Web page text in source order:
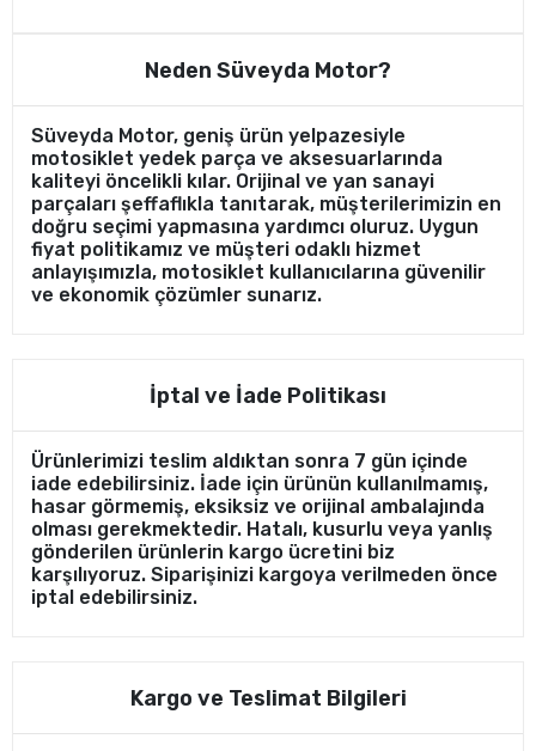
Neden Süveyda Motor?
Süveyda Motor, geniş ürün yelpazesiyle
motosiklet yedek parça ve aksesuarlarında
kaliteyi öncelikli kılar. Orijinal ve yan sanayi
parçaları şeffaflıkla tanıtarak, müşterilerimizin en
doğru seçimi yapmasına yardımcı oluruz. Uygun
fiyat politikamız ve müşteri odaklı hizmet
anlayışımızla, motosiklet kullanıcılarına güvenilir
ve ekonomik çözümler sunarız.
İptal ve İade Politikası
Ürünlerimizi teslim aldıktan sonra 7 gün içinde
iade edebilirsiniz. İade için ürünün kullanılmamış,
hasar görmemiş, eksiksiz ve orijinal ambalajında
olması gerekmektedir. Hatalı, kusurlu veya yanlış
gönderilen ürünlerin kargo ücretini biz
karşılıyoruz. Siparişinizi kargoya verilmeden önce
iptal edebilirsiniz.
Kargo ve Teslimat Bilgileri